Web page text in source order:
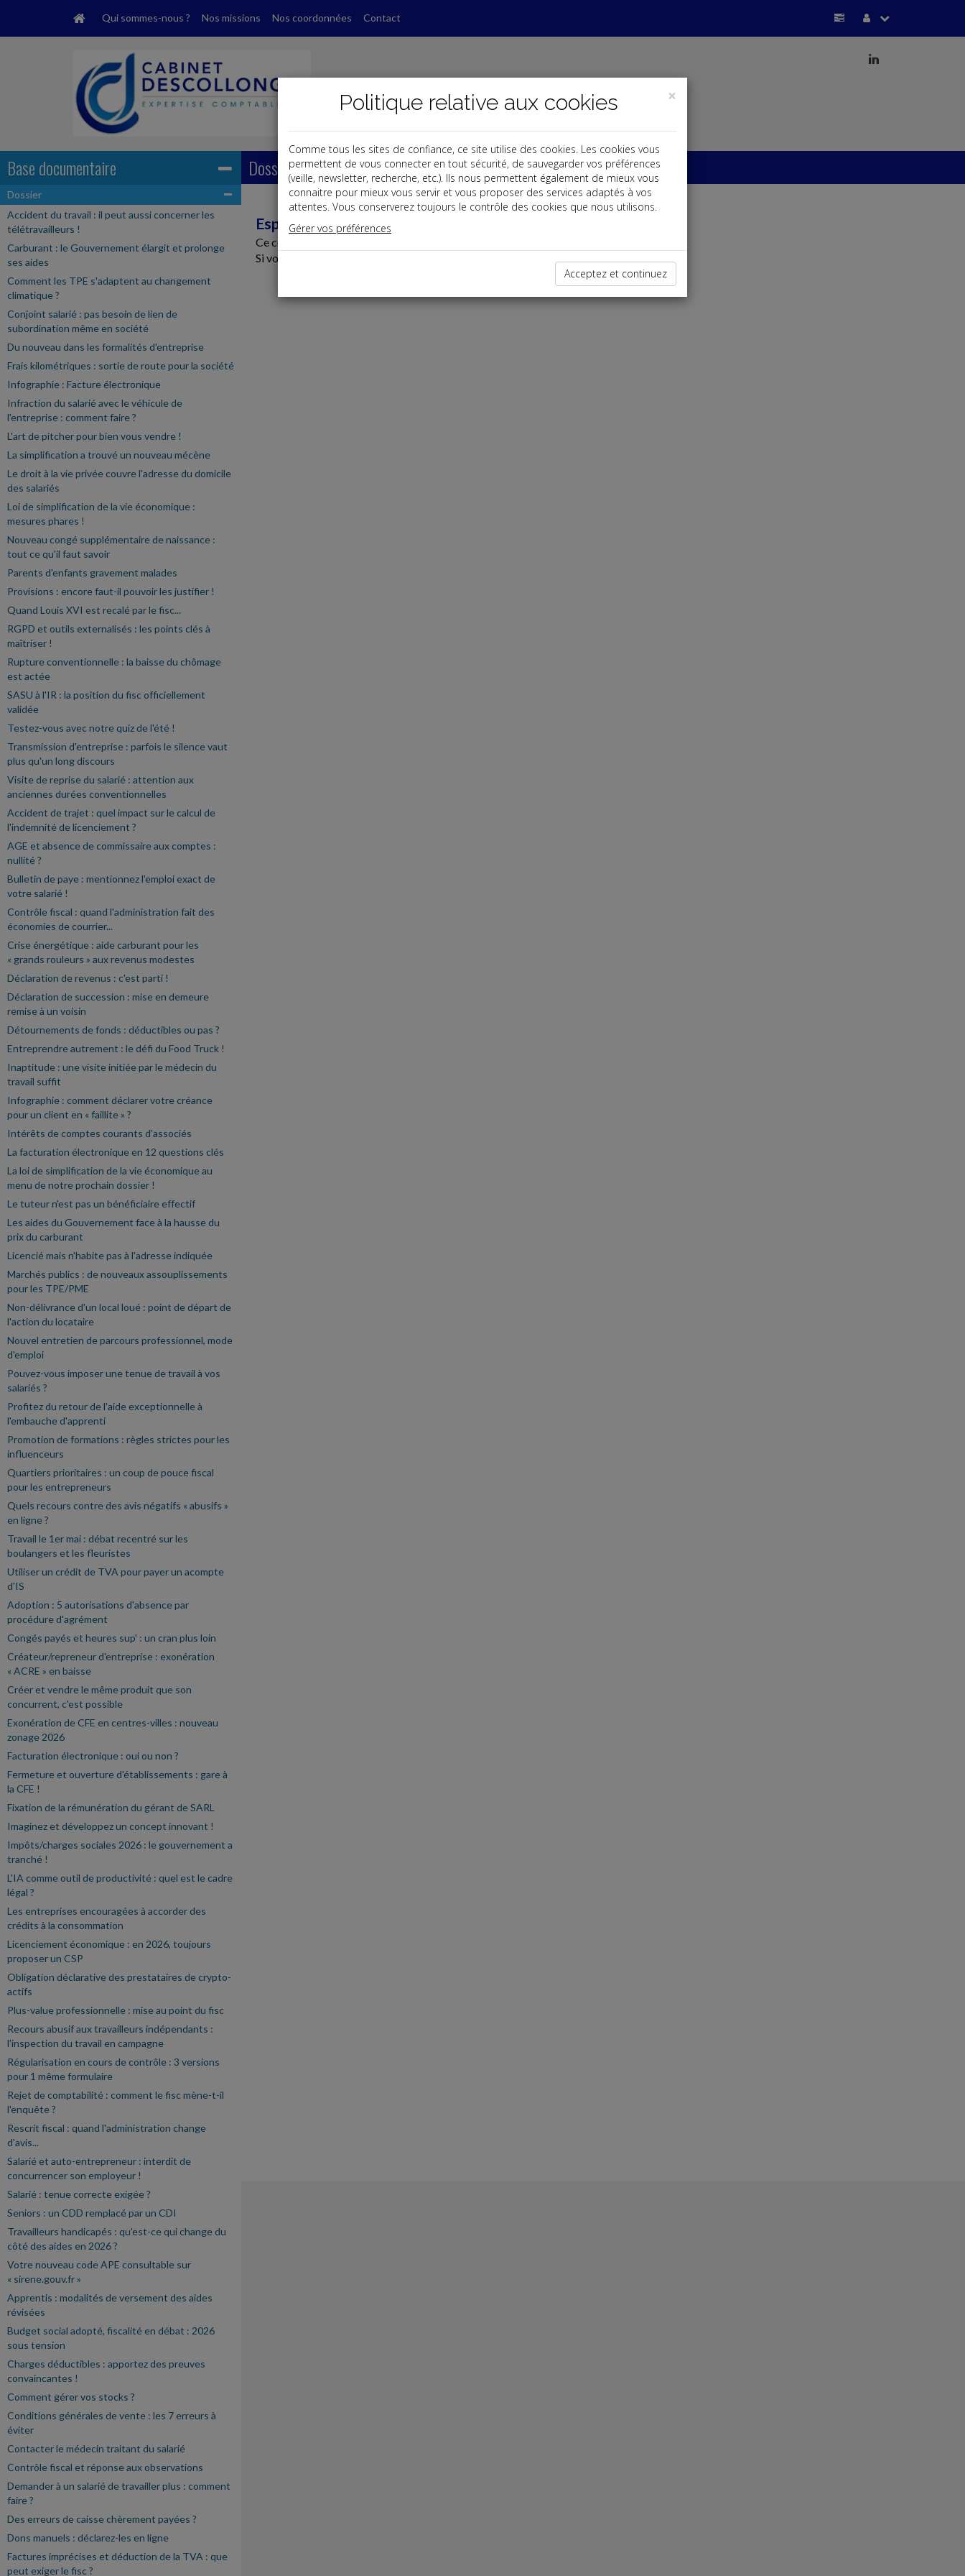
Qui sommes-nous ? Nos missions Nos coordonnées Contact
j
Base documentaire
Dossier
Accident du travail : il peut aussi concerner les
télétravailleurs !
Carburant : le Gouvernement élargit et prolonge
ses aides
Comment les TPE s'adaptent au changement
climatique ?
Conjoint salarié : pas besoin de lien de
subordination même en société
Du nouveau dans les formalités d'entreprise
Frais kilométriques : sortie de route pour la société
Infographie : Facture électronique
Infraction du salarié avec le véhicule de
l'entreprise : comment faire ?
L'art de pitcher pour bien vous vendre !
La simplification a trouvé un nouveau mécène
Le droit à la vie privée couvre l'adresse du domicile
des salariés
Loi de simplification de la vie économique :
mesures phares !
Nouveau congé supplémentaire de naissance :
tout ce qu'il faut savoir
Parents d'enfants gravement malades
Provisions : encore faut-il pouvoir les justifier !
Quand Louis XVI est recalé par le fisc...
RGPD et outils externalisés : les points clés à
maîtriser !
Rupture conventionnelle : la baisse du chômage
est actée
SASU à l'IR : la position du fisc officiellement
validée
Testez-vous avec notre quiz de l'été !
Transmission d'entreprise : parfois le silence vaut
plus qu'un long discours
Visite de reprise du salarié : attention aux
anciennes durées conventionnelles
Accident de trajet : quel impact sur le calcul de
l'indemnité de licenciement ?
AGE et absence de commissaire aux comptes :
nullité ?
Bulletin de paye : mentionnez l'emploi exact de
votre salarié !
Contrôle fiscal : quand l'administration fait des
économies de courrier...
Crise énergétique : aide carburant pour les
« grands rouleurs » aux revenus modestes
Déclaration de revenus : c'est parti !
Déclaration de succession : mise en demeure
remise à un voisin
Détournements de fonds : déductibles ou pas ?
Entreprendre autrement : le défi du Food Truck !
Inaptitude : une visite initiée par le médecin du
travail suffit
Infographie : comment déclarer votre créance
pour un client en « faillite » ?
Intérêts de comptes courants d'associés
La facturation électronique en 12 questions clés
La loi de simplification de la vie économique au
menu de notre prochain dossier !
Le tuteur n'est pas un bénéficiaire effectif
Les aides du Gouvernement face à la hausse du
prix du carburant
Licencié mais n'habite pas à l'adresse indiquée
Marchés publics : de nouveaux assouplissements
pour les TPE/PME
Non-délivrance d'un local loué : point de départ de
l'action du locataire
Nouvel entretien de parcours professionnel, mode
d'emploi
Pouvez-vous imposer une tenue de travail à vos
salariés ?
Profitez du retour de l'aide exceptionnelle à
l'embauche d'apprenti
Promotion de formations : règles strictes pour les
influenceurs
Quartiers prioritaires : un coup de pouce fiscal
pour les entrepreneurs
Quels recours contre des avis négatifs « abusifs »
en ligne ?
Travail le 1er mai : débat recentré sur les
boulangers et les fleuristes
Utiliser un crédit de TVA pour payer un acompte
d'IS
Adoption : 5 autorisations d'absence par
procédure d'agrément
Congés payés et heures sup' : un cran plus loin
Créateur/repreneur d'entreprise : exonération
« ACRE » en baisse
Créer et vendre le même produit que son
concurrent, c'est possible
Exonération de CFE en centres-villes : nouveau
zonage 2026
Facturation électronique : oui ou non ?
Fermeture et ouverture d'établissements : gare à
la CFE !
Fixation de la rémunération du gérant de SARL
Imaginez et développez un concept innovant !
Impôts/charges sociales 2026 : le gouvernement a
tranché !
L'IA comme outil de productivité : quel est le cadre
légal ?
Les entreprises encouragées à accorder des
crédits à la consommation
Licenciement économique : en 2026, toujours
proposer un CSP
Obligation déclarative des prestataires de crypto-
actifs
Plus-value professionnelle : mise au point du fisc
Recours abusif aux travailleurs indépendants :
l'inspection du travail en campagne
Régularisation en cours de contrôle : 3 versions
pour 1 même formulaire
Rejet de comptabilité : comment le fisc mène-t-il
l'enquête ?
Rescrit fiscal : quand l'administration change
d'avis...
Salarié et auto-entrepreneur : interdit de
concurrencer son employeur !
Salarié : tenue correcte exigée ?
Seniors : un CDD remplacé par un CDI
Travailleurs handicapés : qu'est-ce qui change du
côté des aides en 2026 ?
Votre nouveau code APE consultable sur
« sirene.gouv.fr »
Apprentis : modalités de versement des aides
révisées
Budget social adopté, fiscalité en débat : 2026
sous tension
Charges déductibles : apportez des preuves
convaincantes !
Comment gérer vos stocks ?
Conditions générales de vente : les 7 erreurs à
éviter
Contacter le médecin traitant du salarié
Contrôle fiscal et réponse aux observations
Demander à un salarié de travailler plus : comment
faire ?
Des erreurs de caisse chèrement payées ?
Dons manuels : déclarez-les en ligne
Factures imprécises et déduction de la TVA : que
peut exiger le fisc ?
Dossiers
Espace réservé
Ce contenu est réservé aux Clients
Si vous êtes client,
×
Politique relative aux cookies
Comme tous les sites de confiance, ce site utilise des cookies. Les cookies vous
permettent de vous connecter en tout sécurité, de sauvegarder vos préférences
(veille, newsletter, recherche, etc.). Ils nous permettent également de mieux vous
connaitre pour mieux vous servir et vous proposer des services adaptés à vos
attentes. Vous conserverez toujours le contrôle des cookies que nous utilisons.
Gérer vos préférences
Acceptez et continuez